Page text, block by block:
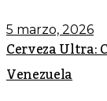
5 marzo, 2026
Cerveza Ultra:
Venezuela